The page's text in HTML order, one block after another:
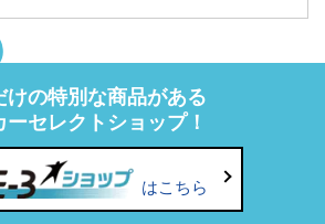
けの特別な商品がある
ーセレクトショップ！
はこちら